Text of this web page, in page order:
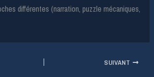
différentes (narration, puzzle mécaniques,
SUIVANT